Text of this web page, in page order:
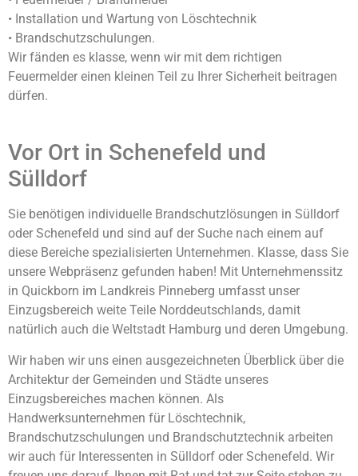
• Installation und Wartung von Löschtechnik
• Brandschutzschulungen.
Wir fänden es klasse, wenn wir mit dem richtigen
Feuermelder einen kleinen Teil zu Ihrer Sicherheit beitragen
dürfen.
Vor Ort in Schenefeld und
Sülldorf
Sie benötigen individuelle Brandschutzlösungen in Sülldorf
oder Schenefeld und sind auf der Suche nach einem auf
diese Bereiche spezialisierten Unternehmen. Klasse, dass Sie
unsere Webpräsenz gefunden haben! Mit Unternehmenssitz
in Quickborn im Landkreis Pinneberg umfasst unser
Einzugsbereich weite Teile Norddeutschlands, damit
natürlich auch die Weltstadt Hamburg und deren Umgebung.
Wir haben wir uns einen ausgezeichneten Überblick über die
Architektur der Gemeinden und Städte unseres
Einzugsbereiches machen können. Als
Handwerksunternehmen für Löschtechnik,
Brandschutzschulungen und Brandschutztechnik arbeiten
wir auch für Interessenten in Sülldorf oder Schenefeld. Wir